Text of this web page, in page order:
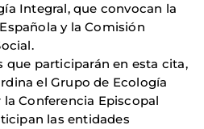
Integral, que convocan la
y la Comisión
que participarán en esta cita,
el Grupo de Ecología
Conferencia Episcopal
las entidades